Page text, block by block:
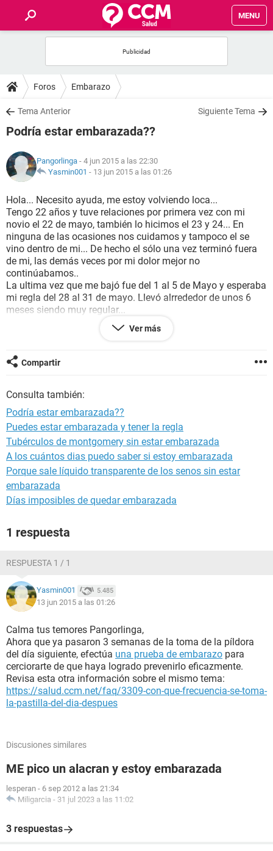
MENU
FOROS
SALUD
NUTRICIÓN
BIENESTAR
SEXUALIDAD
GLOSARIO
Foros Embarazo
Tema Anterior Siguiente Tema
Podría estar embarazada??
Pangorlinga - 4 jun 2015 a las 22:30
Yasmin001 - 13 jun 2015 a las 01:26
Hola... Necesito ayuda, me estoy volviendo loca...
Tengo 22 años y tuve relaciones por primera vez con mi
novio el 22 de mayo, también lo hicimos el 23 y 24... En
ninguna de las ocasiones nos cuidamos y tampoco el se
vino dentro de mi... De hecho el sólo una vez terminó fuera
de mi, las demás veces por mi dolor mejor no
continúabamos..
La ultima vez que me bajó fue del 1 al 5 de Mayo y esperaba
mi regla del 28 al 31 de mayo. Llevó alrrededor de unos 6
meses siendo muy regular...
sexo sin protección
casi era tiempo de que me llegará mi regla y no había
pastilla del día siguiente el día 24 (femelle one) Que se
supone abarca 5 días después de la relación sexual.
volviendo loca!! TnT hay posibilidad de que este
embarazada???
Me realice unaprueba de embarazo
negativa, ese día era mi cuarto día de retraso. Pienso
esperarme a cumplir 10 días de retraso para hacerme otra
pero mientras tanto estoy que no puedo.con mi vida del
miedo!!! Díganme que opinan, gracias!!
Ver más
Compartir
Consulta también:
Podría estar embarazada??
Puedes estar embarazada y tener la regla
Tubérculos de montgomery sin estar embarazada
A los cuántos dias puedo saber si estoy embarazada
Porque sale líquido transparente de los senos sin estar
embarazada
Días imposibles de quedar embarazada
1 respuesta
RESPUESTA 1 / 1
Yasmin001 5.485
13 jun 2015 a las 01:26
Calma tus temores Pangorlinga,
Ahora que ya pasaron 3 semanas de la toma de la píldora
del día siguiente, efectúa una prueba de embarazo para
cerciorarte de que haya logrado prevenirlo eficazmente.
Revisa esta otra información sobre el mismo tema:
https://salud.ccm.net/faq/3309-con-que-frecuencia-se-toma-
la-pastilla-del-dia-despues
Discusiones similares
ME pico un alacran y estoy embarazada
lesperan - 6 sep 2012 a las 21:34
Miligarcia - 31 jul 2023 a las 11:02
3 respuestas